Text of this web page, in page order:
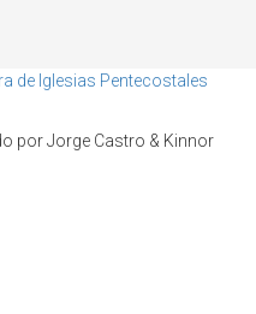
de Iglesias Pentecostales
por Jorge Castro & Kinnor